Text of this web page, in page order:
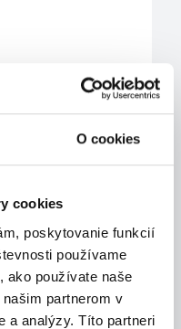
O cookies
cookies
poskytovanie funkcií
používame
ako používate naše
partnerom v
a analýzy. Títo partneri